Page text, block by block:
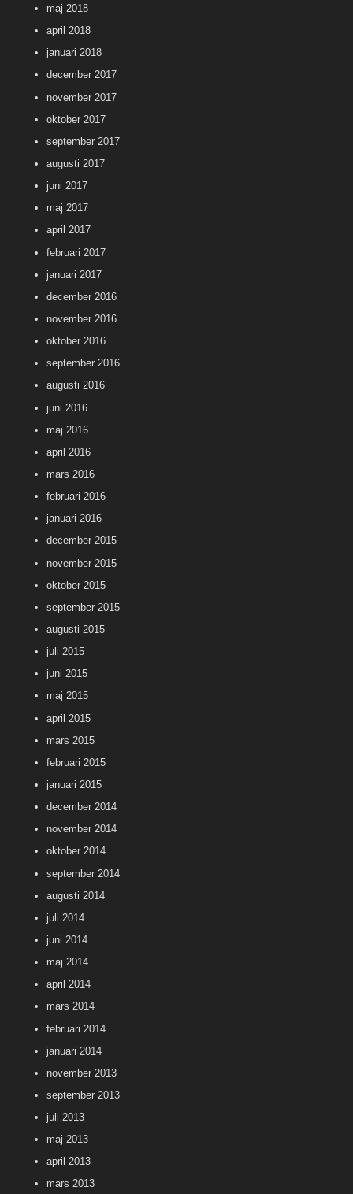
maj 2018
april 2018
januari 2018
december 2017
november 2017
oktober 2017
september 2017
augusti 2017
juni 2017
maj 2017
april 2017
februari 2017
januari 2017
december 2016
november 2016
oktober 2016
september 2016
augusti 2016
juni 2016
maj 2016
april 2016
mars 2016
februari 2016
januari 2016
december 2015
november 2015
oktober 2015
september 2015
augusti 2015
juli 2015
juni 2015
maj 2015
april 2015
mars 2015
februari 2015
januari 2015
december 2014
november 2014
oktober 2014
september 2014
augusti 2014
juli 2014
juni 2014
maj 2014
april 2014
mars 2014
februari 2014
januari 2014
november 2013
september 2013
juli 2013
maj 2013
april 2013
mars 2013